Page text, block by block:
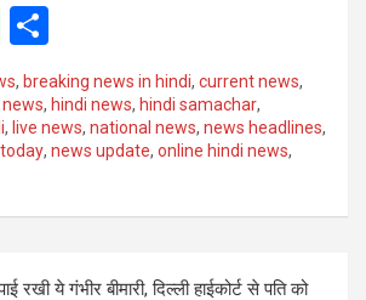
W
at
s
p
h
ar
e
, breaking news in hindi, current news,
, hindi news, hindi samachar,
, live news, national news, news headlines,
, news update, online hindi news,
रखी ये गंभीर बीमारी, दिल्ली हाईकोर्ट से पति को